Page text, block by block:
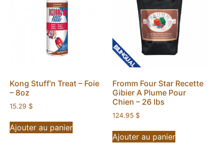
Kong Stuff’n Treat – Foie
– 8oz
15.29 $
Ajouter au panier
Fromm Four Star Recette
Gibier A Plume Pour
Chien – 26 lbs
124.95 $
Ajouter au panier